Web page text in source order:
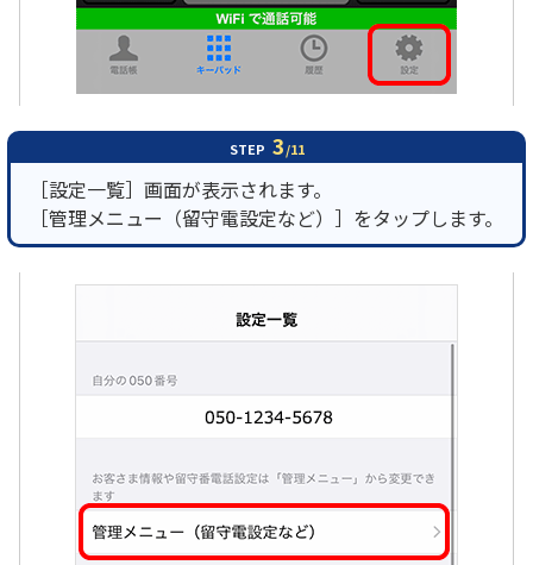
STEP 3/11
［設定一覧］画面が表示されます。
［管理メニュー（留守電設定など）］をタップします。